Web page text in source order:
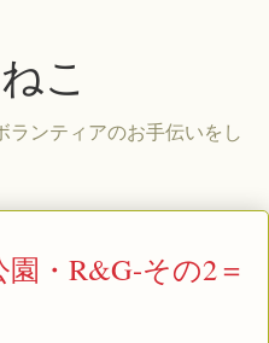
こ
ンティアのお手伝いをし
・R&G-その2＝